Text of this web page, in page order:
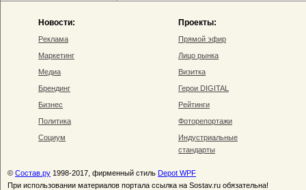
Новости:
Реклама
Маркетинг
Медиа
Брендинг
Бизнес
Политика
Социум
Проекты:
Прямой эфир
Лицо рынка
Визитка
Герои DIGITAL
Рейтинги
Фоторепортажи
Индустриальные
стандарты
© Состав.ру 1998-2017, фирменный стиль Depot WPF
При использовании материалов портала ссылка на Sostav.ru обязательна!